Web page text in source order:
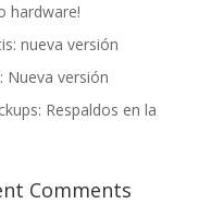
hardware!
nueva versión
Nueva versión
Respaldos en la
Comments